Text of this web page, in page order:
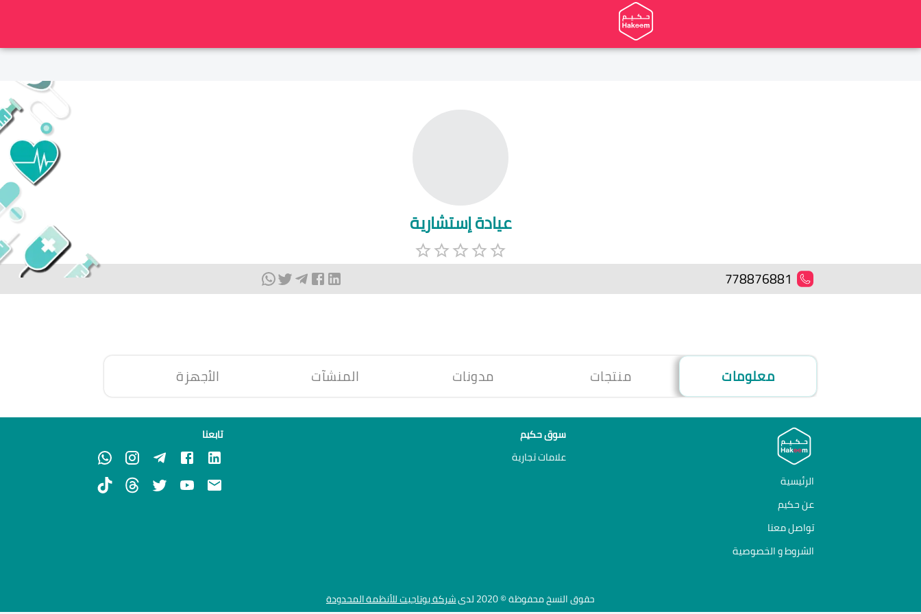
عيادة إستشارية
778876881
معلومات منتجات مدونات المنشآت الأجهزة
الرئيسية
عن حكيم
تواصل معنا
الشروط و الخصوصية
سوق حكيم
علامات تجارية
تابعنا
حقوق النسخ محفوظة © 2020 لدى شركة يوتاجيت للأنظمة المحدودة